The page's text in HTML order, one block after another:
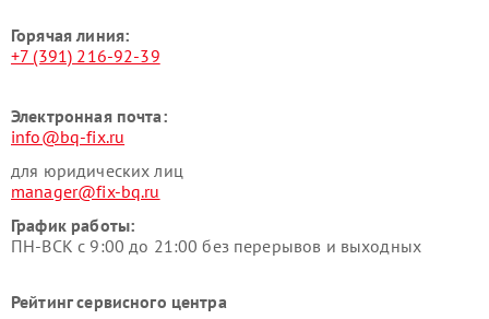
Горячая линия:
+7 (391) 216-92-39
Электронная почта:
info@bq-fix.ru
для юридических лиц
manager@fix-bq.ru
График работы:
ПН-ВСК с 9:00 до 21:00 без перерывов и выходных
Рейтинг сервисного центра